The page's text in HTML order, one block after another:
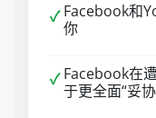
✓ Facebook和
你
✓ Facebook在
于更全面“妥